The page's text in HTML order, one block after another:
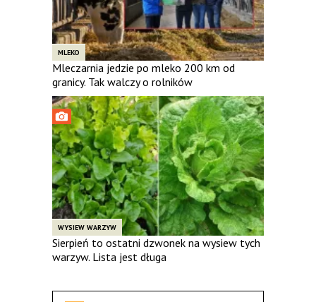
MLEKO
Mleczarnia jedzie po mleko 200 km od
granicy. Tak walczy o rolników
WYSIEW WARZYW
Sierpień to ostatni dzwonek na wysiew tych
warzyw. Lista jest długa